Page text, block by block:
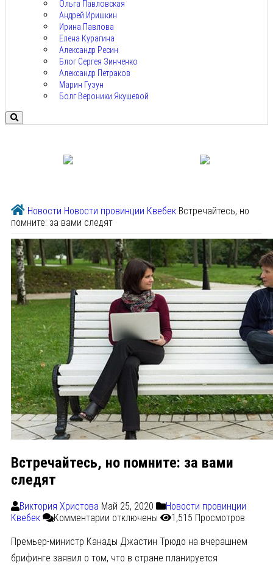
Ольга Павловская
Андрей Иришкин
Ирина Павлова
Елена Курагина
Александр Ресин
Блог Сергея Зинченко
Александр Петраков
Марин Гузун
Болг Вероники Якушевой
Новости Новости провинции Квебек Встречайтесь, но
помните: за вами следят
Встречайтесь, но помните: за вами
следят
Виктория Христова Май 25, 2020
Новости провинции
Квебек
Комментарии отключены 1,515 Просмотров
Премьер-министр Канады Джастин Трюдо на вчерашнем
брифинге заявил о том, что в стране планируется